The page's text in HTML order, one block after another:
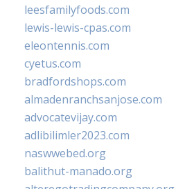
leesfamilyfoods.com
lewis-lewis-cpas.com
eleontennis.com
cyetus.com
bradfordshops.com
almadenranchsanjose.com
advocatevijay.com
adlibilimler2023.com
naswwebed.org
balithut-manado.org